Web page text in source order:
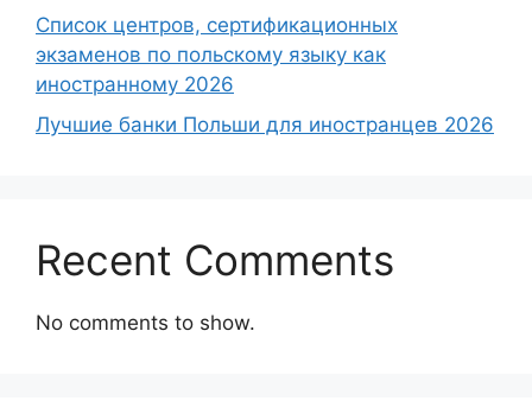
Список центров, сертификационных
экзаменов по польскому языку как
иностранному 2026
Лучшие банки Польши для иностранцев 2026
Recent Comments
No comments to show.